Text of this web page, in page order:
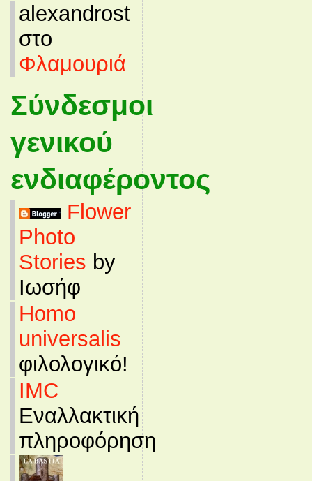
alexandrost
στο
Φλαμουριά
Σύνδεσμοι
γενικού
ενδιαφέροντος
Flower
Photo
Stories by
Ιωσήφ
Homo
universalis
φιλολογικό!
IMC
Εναλλακτική
πληροφόρηση